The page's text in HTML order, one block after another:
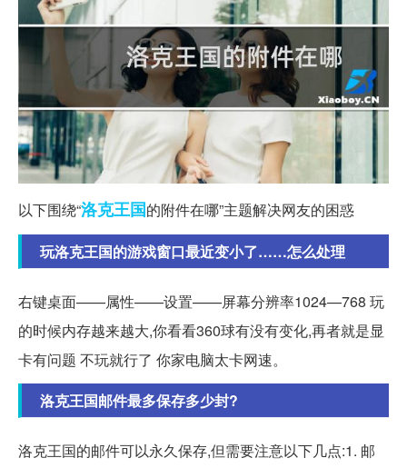
以下围绕“洛克王国的附件在哪”主题解决网友的困惑
玩洛克王国的游戏窗口最近变小了……怎么处理
右键桌面——属性——设置——屏幕分辨率1024—768 玩
的时候内存越来越大,你看看360球有没有变化,再者就是显
卡有问题 不玩就行了 你家电脑太卡网速。
洛克王国邮件最多保存多少封?
洛克王国的邮件可以永久保存,但需要注意以下几点:1. 邮